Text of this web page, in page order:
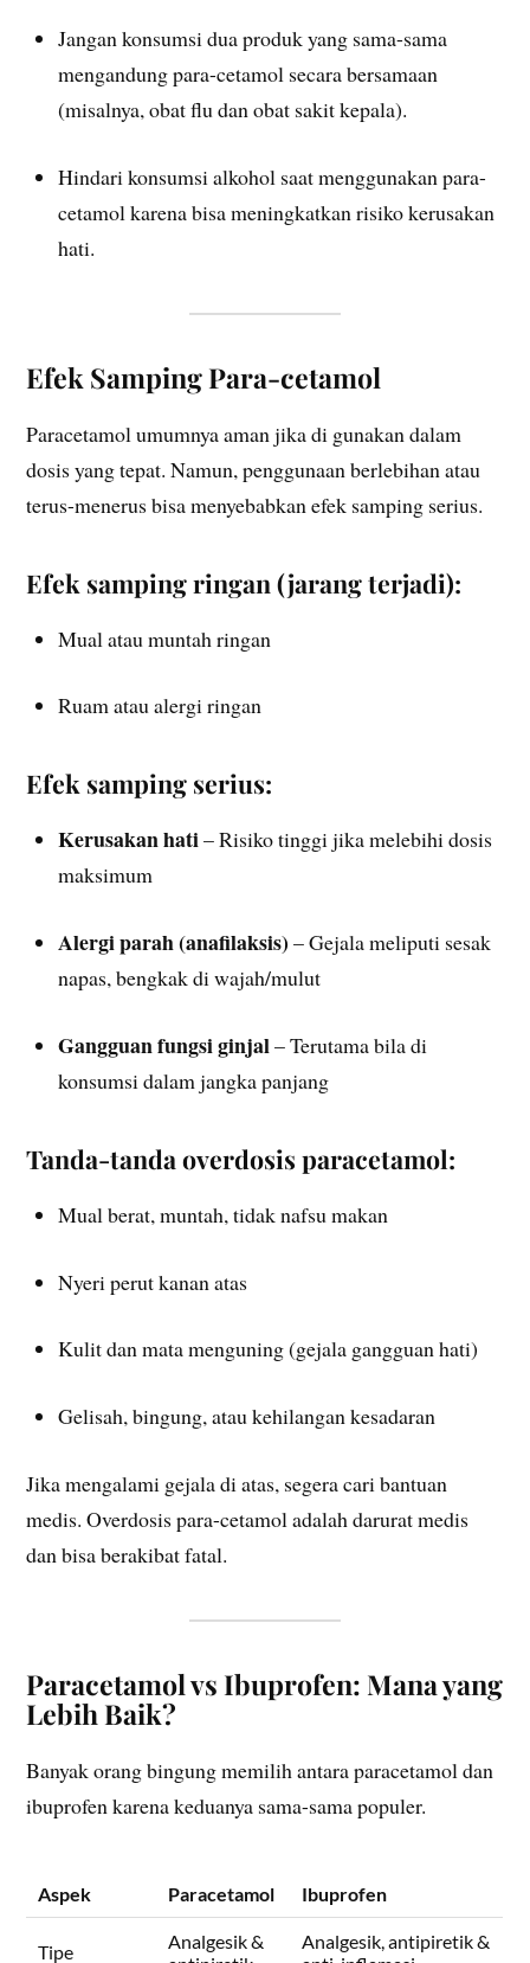
Jangan konsumsi dua produk yang sama-sama
mengandung para-cetamol secara bersamaan
(misalnya, obat flu dan obat sakit kepala).
Hindari konsumsi alkohol saat menggunakan para-
cetamol karena bisa meningkatkan risiko kerusakan
hati.
Efek Samping Para-cetamol
Paracetamol umumnya aman jika di gunakan dalam
dosis yang tepat. Namun, penggunaan berlebihan atau
terus-menerus bisa menyebabkan efek samping serius.
Efek samping ringan (jarang terjadi):
Mual atau muntah ringan
Ruam atau alergi ringan
Efek samping serius:
Kerusakan hati– Risiko tinggi jika melebihi dosis
maksimum
Alergi parah (anafilaksis) – Gejala meliputi sesak
napas, bengkak di wajah/mulut
Gangguan fungsi ginjal– Terutama bila di
konsumsi dalam jangka panjang
Tanda-tanda overdosis paracetamol:
Mual berat, muntah, tidak nafsu makan
Nyeri perut kanan atas
Kulit dan mata menguning (gejala gangguan hati)
Gelisah, bingung, atau kehilangan kesadaran
Jika mengalami gejala di atas, segera cari bantuan
medis. Overdosis para-cetamol adalah darurat medis
dan bisa berakibat fatal.
Paracetamol vs Ibuprofen: Mana yang
Lebih Baik?
Banyak orang bingung memilih antara paracetamol dan
ibuprofen karena keduanya sama-sama populer.
Aspek Paracetamol Ibuprofen
Tipe
Analgesik &
Analgesik, antipiretik &